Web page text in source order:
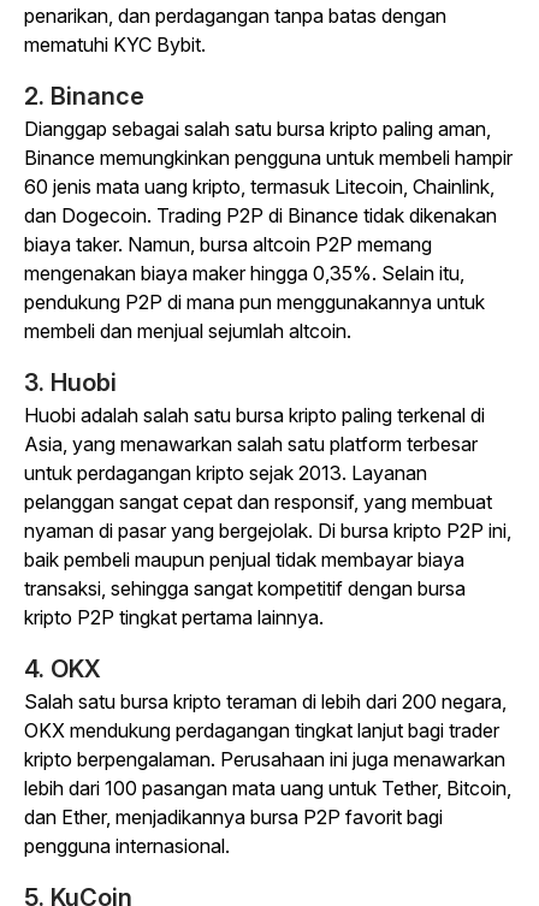
penarikan, dan perdagangan tanpa batas dengan
mematuhi KYC Bybit.
2. Binance
Dianggap sebagai salah satu bursa kripto paling aman,
Binance memungkinkan pengguna untuk membeli hampir
60 jenis mata uang kripto, termasuk Litecoin, Chainlink,
dan Dogecoin. Trading P2P di Binance tidak dikenakan
biaya taker. Namun, bursa altcoin P2P memang
mengenakan biaya maker hingga 0,35%. Selain itu,
pendukung P2P di mana pun menggunakannya untuk
membeli dan menjual sejumlah altcoin.
3. Huobi
Huobi adalah salah satu bursa kripto paling terkenal di
Asia, yang menawarkan salah satu platform terbesar
untuk perdagangan kripto sejak 2013. Layanan
pelanggan sangat cepat dan responsif, yang membuat
nyaman di pasar yang bergejolak. Di bursa kripto P2P ini,
baik pembeli maupun penjual tidak membayar biaya
transaksi, sehingga sangat kompetitif dengan bursa
kripto P2P tingkat pertama lainnya.
4. OKX
Salah satu bursa kripto teraman di lebih dari 200 negara,
OKX mendukung perdagangan tingkat lanjut bagi trader
kripto berpengalaman. Perusahaan ini juga menawarkan
lebih dari 100 pasangan mata uang untuk Tether, Bitcoin,
dan Ether, menjadikannya bursa P2P favorit bagi
pengguna internasional.
5. KuCoin